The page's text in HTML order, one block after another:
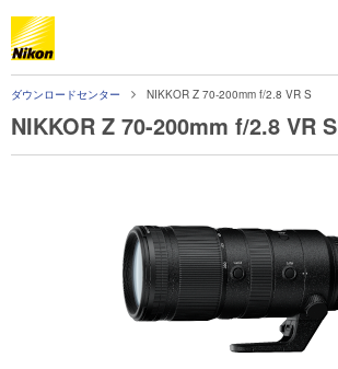
ダウンロードセンター NIKKOR Z 70-200mm f/2.8 VR S
NIKKOR Z 70-200mm f/2.8 VR S